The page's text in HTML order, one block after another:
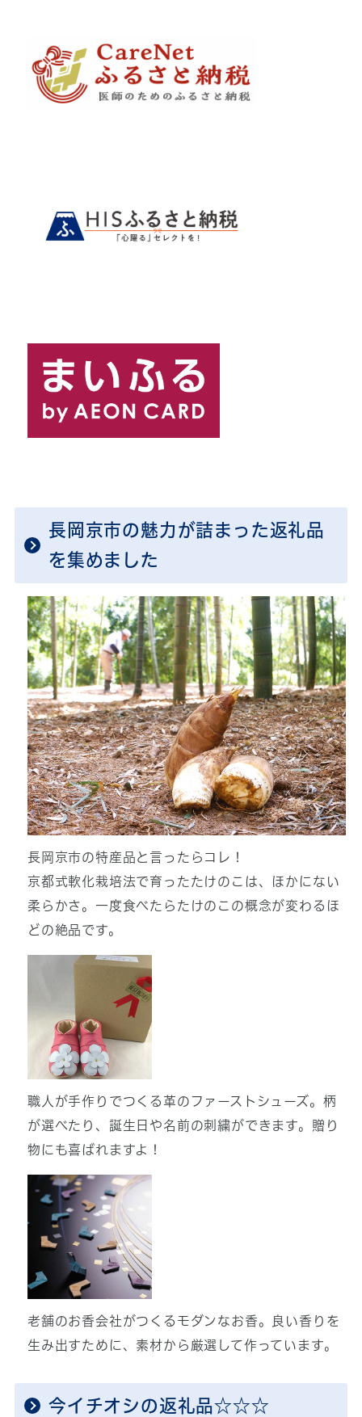
長岡京市の魅力が詰まった返礼品
を集めました
長岡京市の特産品と言ったらコレ！
京都式軟化栽培法で育ったたけのこは、ほかにない
柔らかさ。一度食べたらたけのこの概念が変わるほ
どの絶品です。
職人が手作りでつくる革のファーストシューズ。柄
が選べたり、誕生日や名前の刺繍ができます。贈り
物にも喜ばれますよ！
老舗のお香会社がつくるモダンなお香。良い香りを
生み出すために、素材から厳選して作っています。
今イチオシの返礼品☆☆☆